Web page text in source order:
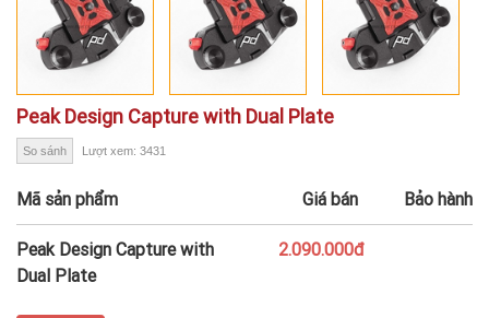
Peak Design Capture with Dual Plate
So sánh Lượt xem: 3431
Mã sản phẩm Giá bán Bảo hành
Peak Design Capture with
Dual Plate
2.090.000đ